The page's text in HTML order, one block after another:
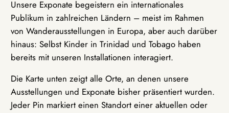
Unsere Exponate begeistern ein internationales
Publikum in zahlreichen Ländern – meist im Rahmen
von Wanderausstellungen in Europa, aber auch darüber
hinaus: Selbst Kinder in Trinidad und Tobago haben
bereits mit unseren Installationen interagiert.
Die Karte unten zeigt alle Orte, an denen unsere
Ausstellungen und Exponate bisher präsentiert wurden.
Jeder Pin markiert einen Standort einer aktuellen oder